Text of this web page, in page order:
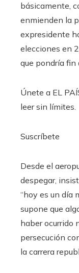
básicamente,
enmienden la
expresidente
elecciones en
que pondría fin
Únete a EL
leer sin límites.
Suscríbete
Desde el
despegar,
“hoy es un día
supone que
haber ocurrido
persecución
la carrera